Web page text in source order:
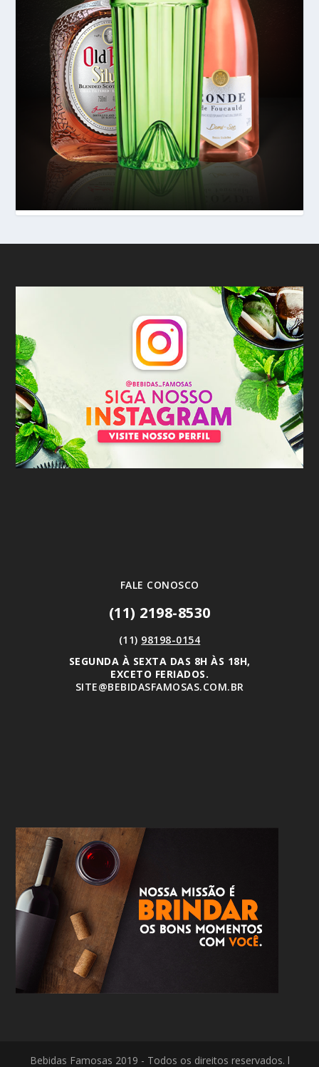
FALE CONOSCO
(11) 2198-8530
(11) 98198-0154
SEGUNDA À SEXTA DAS 8H ÀS 18H,
EXCETO FERIADOS.
SITE@BEBIDASFAMOSAS.COM.BR
Bebidas Famosas 2019 - Todos os direitos reservados. l